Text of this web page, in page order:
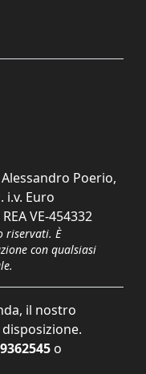
Poerio,
i.v. Euro
VE-454332
riservati. È
con qualsiasi
il nostro
o